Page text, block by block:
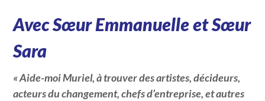
Avec Sœur Emmanuelle et Sœur
Sara
« Aide-moi Muriel, à trouver des artistes, décideurs,
acteurs du changement, chefs d’entreprise, et autres